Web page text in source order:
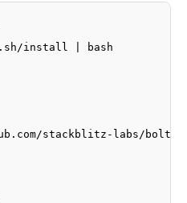
install | bash
stackblitz-labs/